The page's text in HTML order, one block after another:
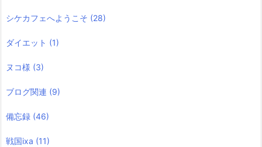
シケカフェへようこそ (28)
ダイエット (1)
ヌコ様 (3)
ブログ関連 (9)
備忘録 (46)
戦国ixa (11)